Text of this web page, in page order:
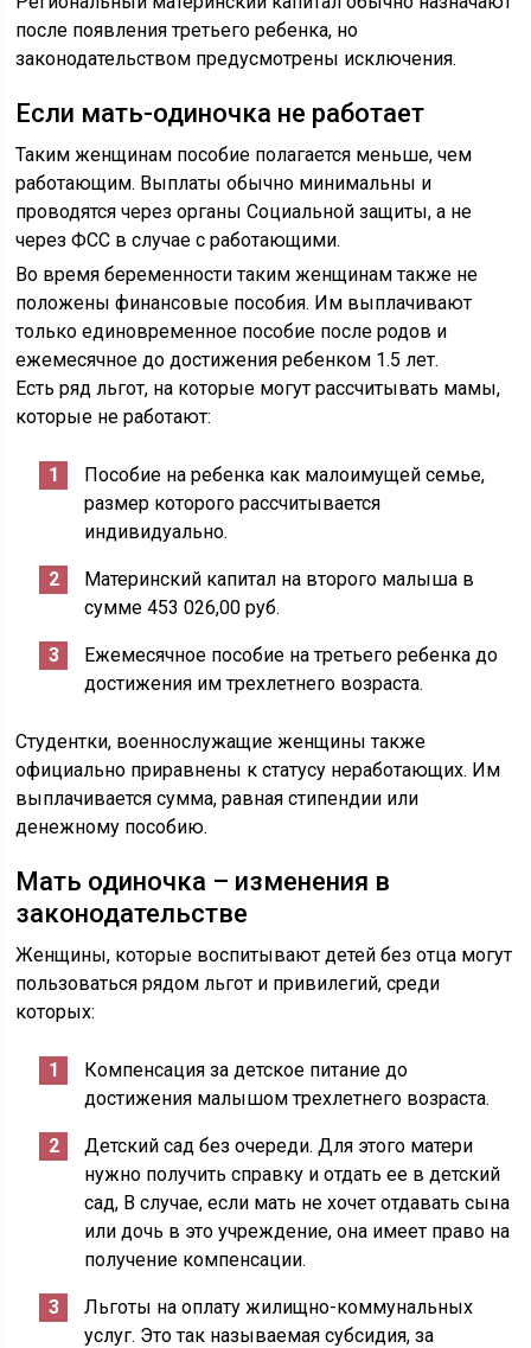
после появления третьего ребенка, но
законодательством предусмотрены исключения.
Если мать-одиночка не работает
Таким женщинам пособие полагается меньше, чем
работающим. Выплаты обычно минимальны и
проводятся через органы Социальной защиты, а не
через ФСС в случае с работающими.
Во время беременности таким женщинам также не
положены финансовые пособия. Им выплачивают
только единовременное пособие после родов и
ежемесячное до достижения ребенком 1.5 лет.
Есть ряд льгот, на которые могут рассчитывать мамы,
которые не работают:
Пособие на ребенка как малоимущей семье,
размер которого рассчитывается
индивидуально.
Материнский капитал на второго малыша в
сумме 453 026,00 руб.
Ежемесячное пособие на третьего ребенка до
достижения им трехлетнего возраста.
Студентки, военнослужащие женщины также
официально приравнены к статусу неработающих. Им
выплачивается сумма, равная стипендии или
денежному пособию.
Мать одиночка – изменения в
законодательстве
Женщины, которые воспитывают детей без отца могут
пользоваться рядом льгот и привилегий, среди
которых:
Компенсация за детское питание до
достижения малышом трехлетнего возраста.
Детский сад без очереди. Для этого матери
нужно получить справку и отдать ее в детский
сад, В случае, если мать не хочет отдавать сына
или дочь в это учреждение, она имеет право на
получение компенсации.
Льготы на оплату жилищно-коммунальных
услуг. Это так называемая субсидия, за